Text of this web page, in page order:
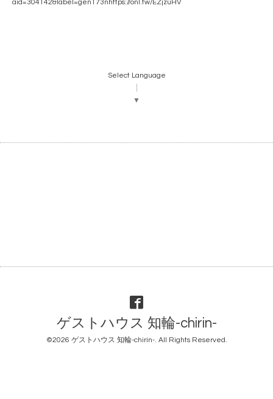
aid=304142&label=gen173nhttps://onl.tw/EZjzuHV
Select Language
▼
ゲストハウス 知輪-chirin-
©2026 ゲストハウス 知輪-chirin-. All Rights Reserved.